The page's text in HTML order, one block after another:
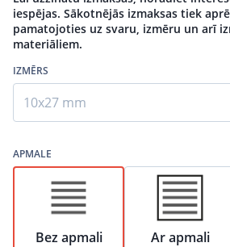
iespējas. Sākotnējās izmaksas tiek
pamatojoties uz svaru, izmēru un arī
materiāliem.
IZMĒRS
10x27 mm
APMALE
Bez apmali Ar apmali